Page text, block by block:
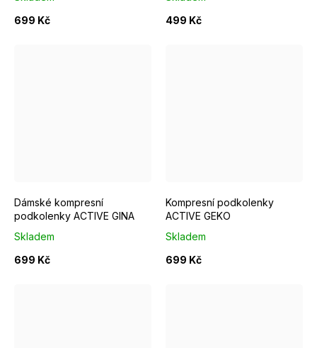
699 Kč
499 Kč
Dámské kompresní
podkolenky ACTIVE GINA
Skladem
699 Kč
Kompresní podkolenky
ACTIVE GEKO
Skladem
699 Kč